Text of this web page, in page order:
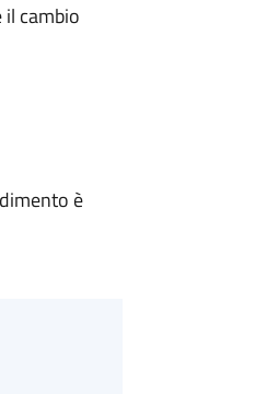
cambio
è